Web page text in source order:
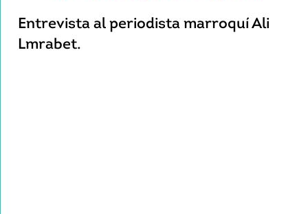
Entrevista al periodista marroquí Ali
Lmrabet.